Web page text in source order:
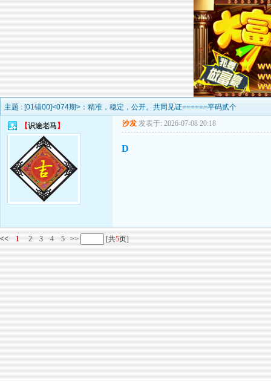
主题 : [01错00]<074期>：精准，稳定，公开。共同见证======平码贰个
【识途老马 】 沙发 发表于: 2026-07-08 20:18
D
<< 1 2 3 4 5 >> [共5页]